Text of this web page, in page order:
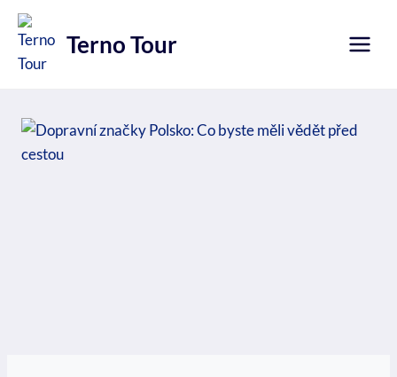
Přeskočit
obsah
Terno Tour